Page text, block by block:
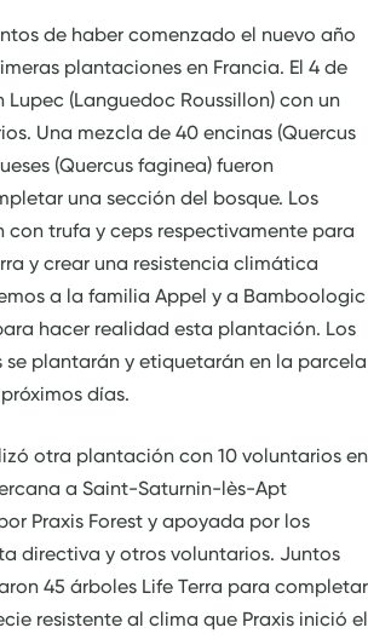
de haber comenzado el nuevo año
plantaciones en Francia. El 4 de
(Languedoc Roussillon) con un
Una mezcla de 40 encinas (Quercus
(Quercus faginea) fueron
una sección del bosque. Los
con trufa y ceps respectivamente para
y crear una resistencia climática
a la familia Appel y a Bamboologic
hacer realidad esta plantación. Los
se plantarán y etiquetarán en la parcela
días.
otra plantación con 10 voluntarios en
a Saint-Saturnin-lès-Apt
Praxis Forest y apoyada por los
directiva y otros voluntarios. Juntos
45 árboles Life Terra para completar
resistente al clima que Praxis inició el